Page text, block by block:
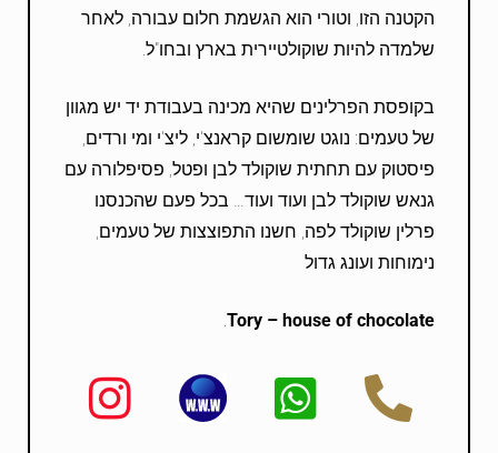
הקטנה הזו, וטורי הוא הגשמת חלום עבורה, לאחר
שלמדה להיות שוקולטיירית בארץ ובחו"ל.
בקופסת הפרלינים שהיא מכינה בעבודת יד יש מגוון
של טעמים: נוגט שומשום קראנצ'י, ליצ'י ומי ורדים,
פיסטוק עם תחתית שוקולד לבן ופטל, פסיפלורה עם
גנאש שוקולד לבן ועוד ועוד… בכל פעם שהכנסנו
פרלין שוקולד לפה, חשנו התפוצצות של טעמים,
נימוחות ועונג גדול
Tory – house of chocolate
.